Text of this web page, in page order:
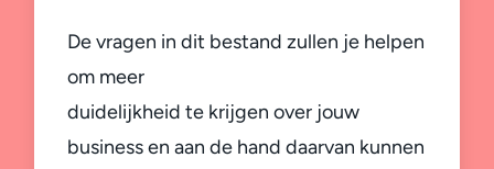
De vragen in dit bestand zullen je helpen
om meer
duidelijkheid te krijgen over jouw
business en aan de hand daarvan kunnen